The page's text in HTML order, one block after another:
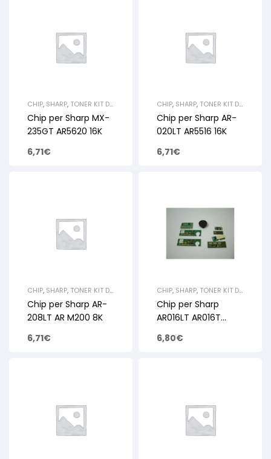
CHIP, SHARP, TONER KIT DI
RICARICA E
RIGENERAZIONE
Chip per Sharp MX-
235GT AR5620 16K
6,71€
CHIP, SHARP, TONER KIT DI
RICARICA E
RIGENERAZIONE
Chip per Sharp AR-
020LT AR5516 16K
6,71€
CHIP, SHARP, TONER KIT DI
RICARICA E
RIGENERAZIONE
Chip per Sharp AR-
208LT AR M200 8K
6,71€
CHIP, SHARP, TONER KIT DI
RICARICA E
RIGENERAZIONE
Chip per Sharp
AR016LT AR016T
6,80€